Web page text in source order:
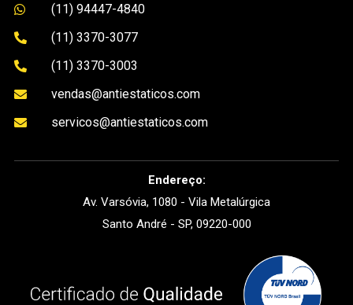
 (11) 94447-4840
 (11) 3370-3077
 (11) 3370-3003
 vendas@antiestaticos.com
 servicos@antiestaticos.com
Endereço:
Av. Varsóvia, 1080 - Vila Metalúrgica
Santo André - SP, 09220-000